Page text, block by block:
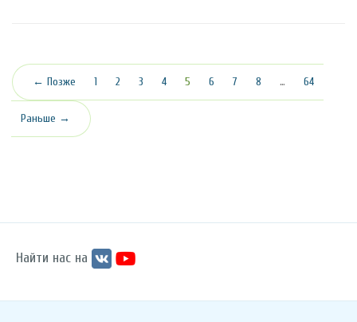
← Позже 1 2 3 4 5 (текущая)
6 7 8 … 64
Раньше →
Найти нас на